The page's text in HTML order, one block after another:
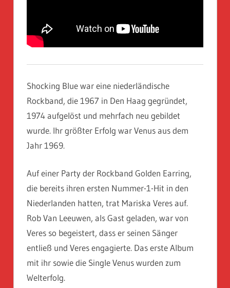
Shocking Blue war eine niederländische
Rockband, die 1967 in Den Haag gegründet,
1974 aufgelöst und mehrfach neu gebildet
wurde. Ihr größter Erfolg war Venus aus dem
Jahr 1969.
Auf einer Party der Rockband Golden Earring,
die bereits ihren ersten Nummer-1-Hit in den
Niederlanden hatten, trat Mariska Veres auf.
Rob Van Leeuwen, als Gast geladen, war von
Veres so begeistert, dass er seinen Sänger
entließ und Veres engagierte. Das erste Album
mit ihr sowie die Single Venus wurden zum
Welterfolg.